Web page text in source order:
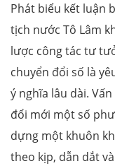
Phát biểu kết luận
tịch nước Tô Lâm
lược công tác tư
chuyển đổi số là
ý nghĩa lâu dài.
đổi mới một số
dựng một khuôn
theo kịp, dẫn dắt